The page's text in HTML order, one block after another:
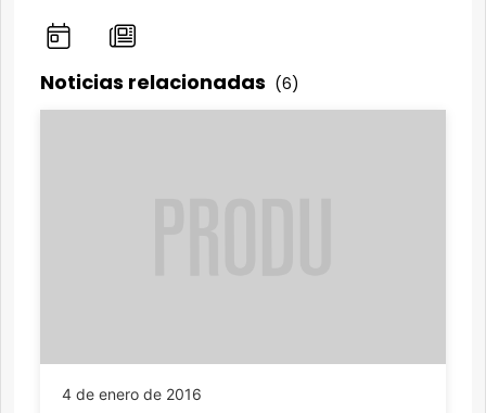
Noticias relacionadas (6)
4 de enero de 2016